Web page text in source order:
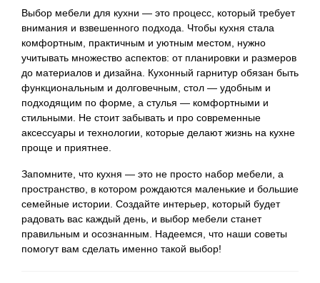
Выбор мебели для кухни — это процесс, который требует
внимания и взвешенного подхода. Чтобы кухня стала
комфортным, практичным и уютным местом, нужно
учитывать множество аспектов: от планировки и размеров
до материалов и дизайна. Кухонный гарнитур обязан быть
функциональным и долговечным, стол — удобным и
подходящим по форме, а стулья — комфортными и
стильными. Не стоит забывать и про современные
аксессуары и технологии, которые делают жизнь на кухне
проще и приятнее.
Запомните, что кухня — это не просто набор мебели, а
пространство, в котором рождаются маленькие и большие
семейные истории. Создайте интерьер, который будет
радовать вас каждый день, и выбор мебели станет
правильным и осознанным. Надеемся, что наши советы
помогут вам сделать именно такой выбор!